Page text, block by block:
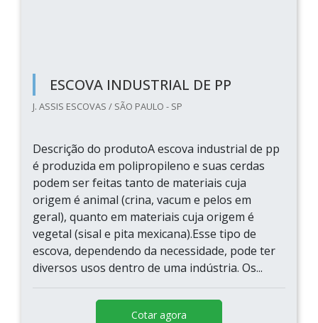
ESCOVA INDUSTRIAL DE PP
J. ASSIS ESCOVAS / SÃO PAULO - SP
Descrição do produtoA escova industrial de pp
é produzida em polipropileno e suas cerdas
podem ser feitas tanto de materiais cuja
origem é animal (crina, vacum e pelos em
geral), quanto em materiais cuja origem é
vegetal (sisal e pita mexicana).Esse tipo de
escova, dependendo da necessidade, pode ter
diversos usos dentro de uma indústria. Os...
Cotar agora